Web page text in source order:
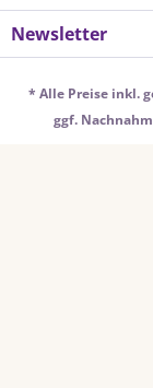
Newsletter
* Alle Preise inkl.
ggf.